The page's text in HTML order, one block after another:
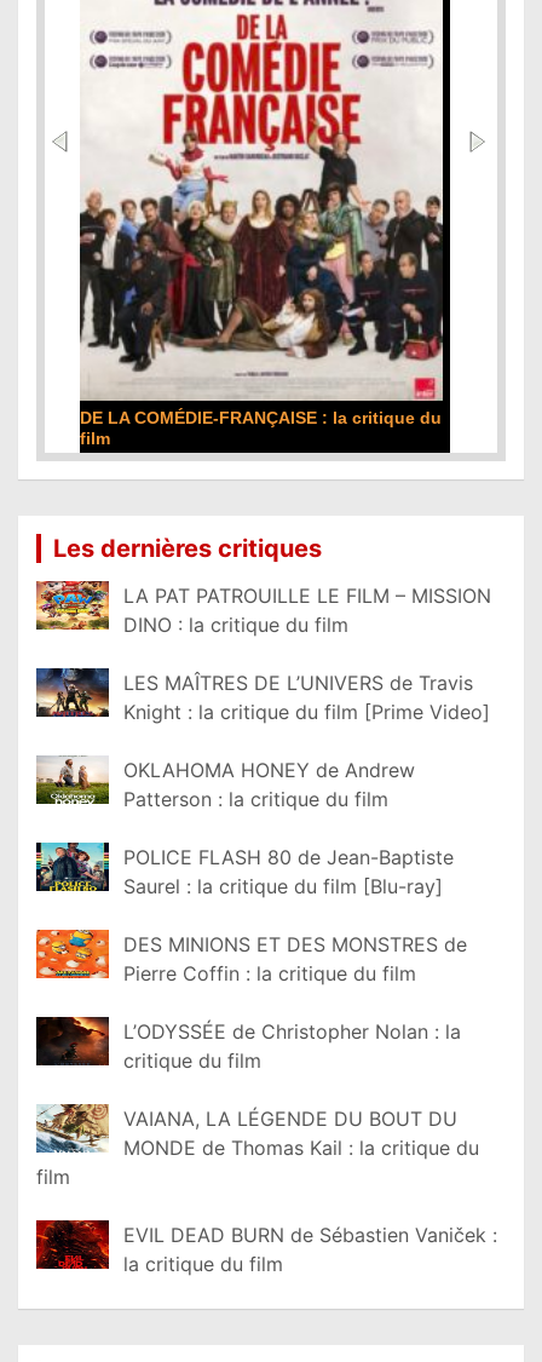
DE LA COMÉDIE-FRANÇAISE : la critique du
film
Les dernières critiques
LA PAT PATROUILLE LE FILM – MISSION
DINO : la critique du film
LES MAÎTRES DE L’UNIVERS de Travis
Knight : la critique du film [Prime Video]
OKLAHOMA HONEY de Andrew
Patterson : la critique du film
POLICE FLASH 80 de Jean-Baptiste
Saurel : la critique du film [Blu-ray]
DES MINIONS ET DES MONSTRES de
Pierre Coffin : la critique du film
L’ODYSSÉE de Christopher Nolan : la
critique du film
VAIANA, LA LÉGENDE DU BOUT DU
MONDE de Thomas Kail : la critique du
film
EVIL DEAD BURN de Sébastien Vaniček :
la critique du film